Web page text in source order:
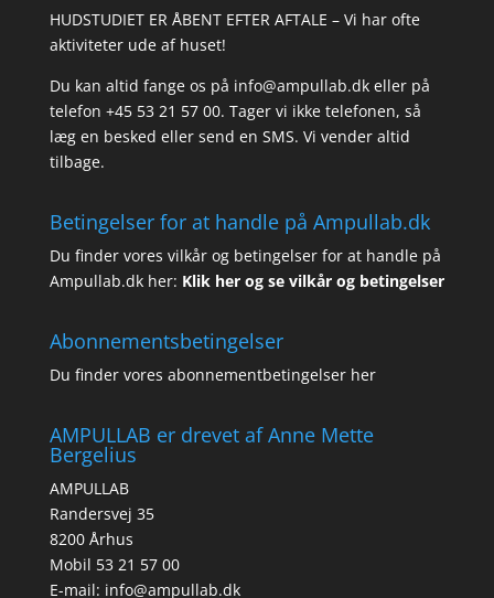
HUDSTUDIET ER ÅBENT EFTER AFTALE – Vi har ofte
aktiviteter ude af huset!
Du kan altid fange os på info@ampullab.dk eller på
telefon +45 53 21 57 00. Tager vi ikke telefonen, så
læg en besked eller send en SMS. Vi vender altid
tilbage.
Betingelser for at handle på Ampullab.dk
Du finder vores vilkår og betingelser for at handle på
Ampullab.dk her: Klik her og se vilkår og betingelser
Abonnementsbetingelser
Du finder vores abonnementbetingelser her
AMPULLAB er drevet af Anne Mette
Bergelius
AMPULLAB
Randersvej 35
8200 Århus
Mobil 53 21 57 00
E-mail: info@ampullab.dk